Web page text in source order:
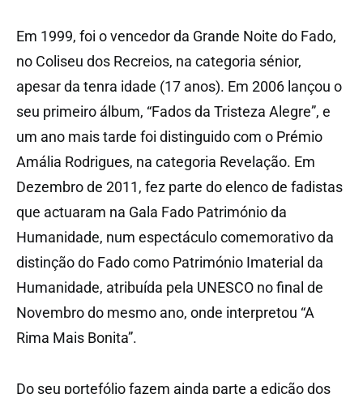
Em 1999, foi o vencedor da Grande Noite do Fado,
no Coliseu dos Recreios, na categoria sénior,
apesar da tenra idade (17 anos). Em 2006 lançou o
seu primeiro álbum, “Fados da Tristeza Alegre”, e
um ano mais tarde foi distinguido com o Prémio
Amália Rodrigues, na categoria Revelação. Em
Dezembro de 2011, fez parte do elenco de fadistas
que actuaram na Gala Fado Património da
Humanidade, num espectáculo comemorativo da
distinção do Fado como Património Imaterial da
Humanidade, atribuída pela UNESCO no final de
Novembro do mesmo ano, onde interpretou “A
Rima Mais Bonita”.
Do seu portefólio fazem ainda parte a edição dos